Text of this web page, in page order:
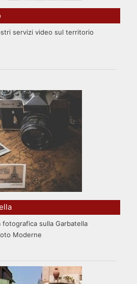
servizi video sul territorio
sulla Garbatella
Moderne